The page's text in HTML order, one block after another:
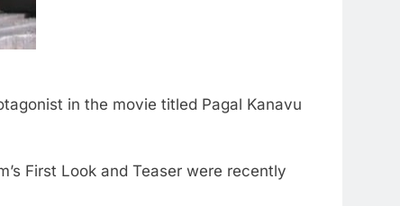
in the movie titled Pagal Kanavu
First Look and Teaser were recently